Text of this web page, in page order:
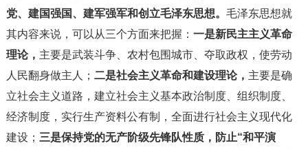
党、建国强国、建军强军和创立毛泽东思想。 毛泽东思想就
其内容来说，可以从三个方面来把握： 一是新民主主义革命
理论， 主要是武装斗争、农村包围城市、夺取政权，使劳动
人民翻身做主人； 二是社会主义革命和建设理论， 主要是确
立社会主义道路，建立社会主义基本政治制度、组织制度、
经济制度，实行生产资料公有制，全面进行社会主义现代化
建设； 三是保持党的无产阶级先锋队性质，防止“和平演